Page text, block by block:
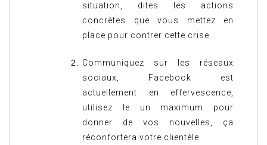
situation, dites les actions
concrètes que vous mettez en
place pour contrer cette crise.
Communiquez sur les réseaux
sociaux, Facebook est
actuellement en effervescence,
utilisez le un maximum pour
donner de vos nouvelles, ça
réconfortera votre clientèle.